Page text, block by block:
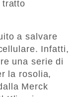
tratto
a salvare
Infatti,
una serie di
la rosolia,
Merck